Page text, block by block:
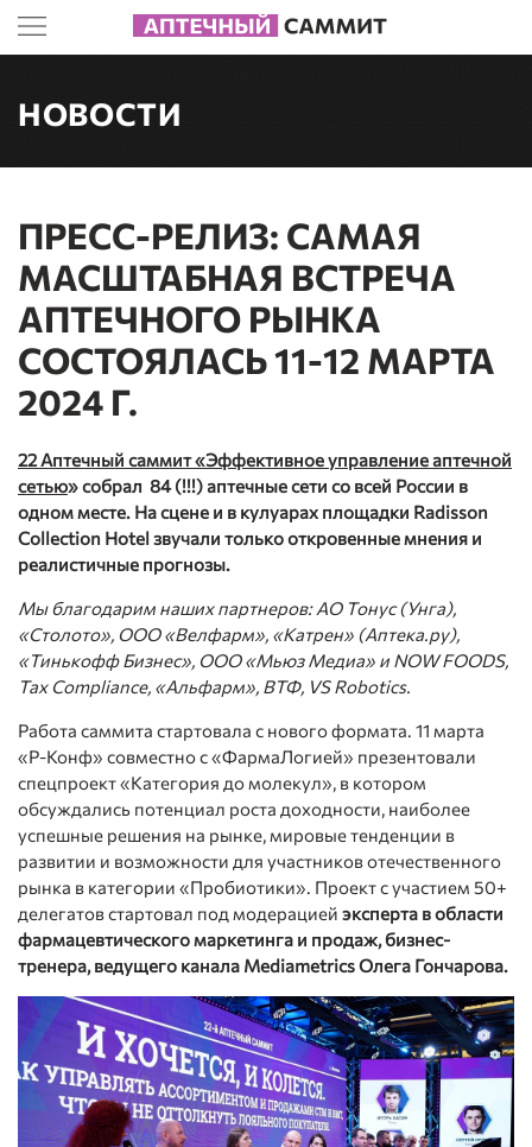
НОВОСТИ
ПРЕСС-РЕЛИЗ: САМАЯ
МАСШТАБНАЯ ВСТРЕЧА
АПТЕЧНОГО РЫНКА
СОСТОЯЛАСЬ 11-12 МАРТА
2024 Г.
22 Аптечный саммит «Эффективное управление аптечной
сетью» собрал 84 (!!!) аптечные сети со всей России в
одном месте. На сцене и в кулуарах площадки Radisson
Collection Hotel звучали только откровенные мнения и
реалистичные прогнозы.
Мы благодарим наших партнеров: АО Тонус (Унга),
«Столото», ООО «Велфарм», «Катрен» (Аптека.ру),
«Тинькофф Бизнес», ООО «Мьюз Медиа» и NOW FOODS,
Tax Compliance, «Альфарм», ВТФ, VS Robоtics.
Работа саммита стартовала с нового формата. 11 марта
«Р-Конф» совместно с «ФармаЛогией» презентовали
спецпроект «Категория до молекул», в котором
обсуждались потенциал роста доходности, наиболее
успешные решения на рынке, мировые тенденции в
развитии и возможности для участников отечественного
рынка в категории «Пробиотики». Проект с участием 50+
делегатов стартовал под модерацией эксперта в области
фармацевтического маркетинга и продаж, бизнес-
тренера, ведущего канала Mediametrics Олега Гончарова.